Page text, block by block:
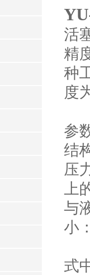
活
精
种
度
参
结
压
上
与
小
式